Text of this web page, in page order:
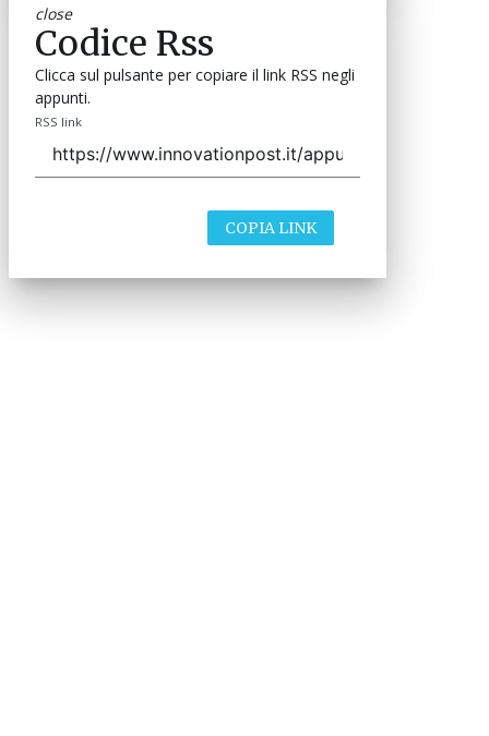
close
Codice Rss
Clicca sul pulsante per copiare il link RSS negli
appunti.
RSS link
COPIA LINK